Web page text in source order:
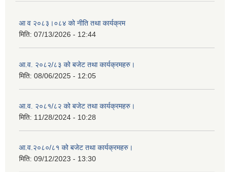
आ व २०८३।०८४ को नीति तथा कार्यक्रम
मिति: 07/13/2026 - 12:44
आ.व. २०८२/८३ को बजेट तथा कार्यक्रमहरु।
मिति: 08/06/2025 - 12:05
आ.व. २०८१/८२ को बजेट तथा कार्यक्रमहरु।
मिति: 11/28/2024 - 10:28
आ.व.२०८०/८१ को बजेट तथा कार्यक्रमहरु।
मिति: 09/12/2023 - 13:30